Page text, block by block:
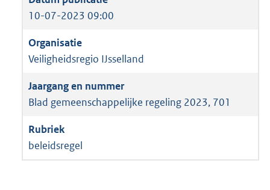
10-07-2023 09:00
Veiligheidsregio IJsselland
Blad gemeenschappelijke regeling 2023, 701
beleidsregel